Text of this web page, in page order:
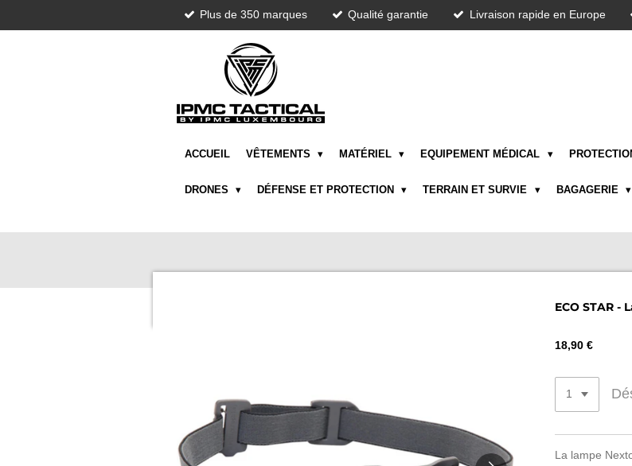
au
Plus de 350 marques Qualité garantie Livraison rapide en Europe
ACCUEIL VÊTEMENTS MATÉRIEL EQUIPEMENT MÉDICAL
DRONES DÉFENSE ET PROTECTION TERRAIN ET SURVIE BAGAGERIE
ECO STAR
18,90 €
La lampe